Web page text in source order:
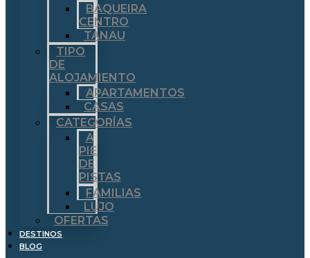
BAQUEIRA
CENTRO
TANAU
TIPO
DE
ALOJAMIENTO
APARTAMENTOS
CASAS
CATEGORÍAS
A
PIE
DE
PISTAS
FAMILIAS
LUJO
OFERTAS
DESTINOS
BLOG